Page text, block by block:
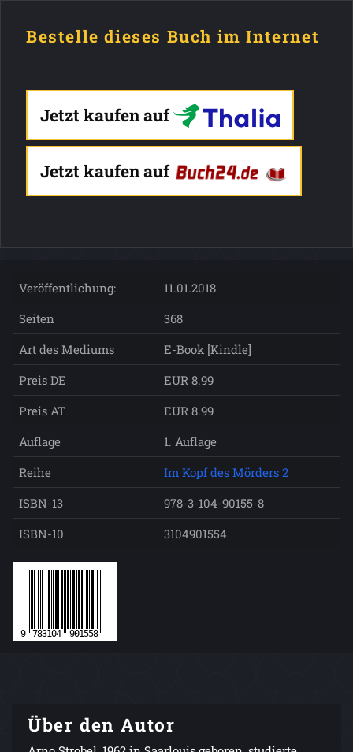
Bestelle dieses Buch im Internet
Jetzt kaufen auf
Jetzt kaufen auf
Veröffentlichung:
11.01.2018
Seiten
368
Art des Mediums
E-Book [Kindle]
Preis DE
EUR 8.99
Preis AT
EUR 8.99
Auflage
1. Auflage
Reihe
Im Kopf des Mörders 2
ISBN-13
978-3-104-90155-8
ISBN-10
3104901554
Über den Autor